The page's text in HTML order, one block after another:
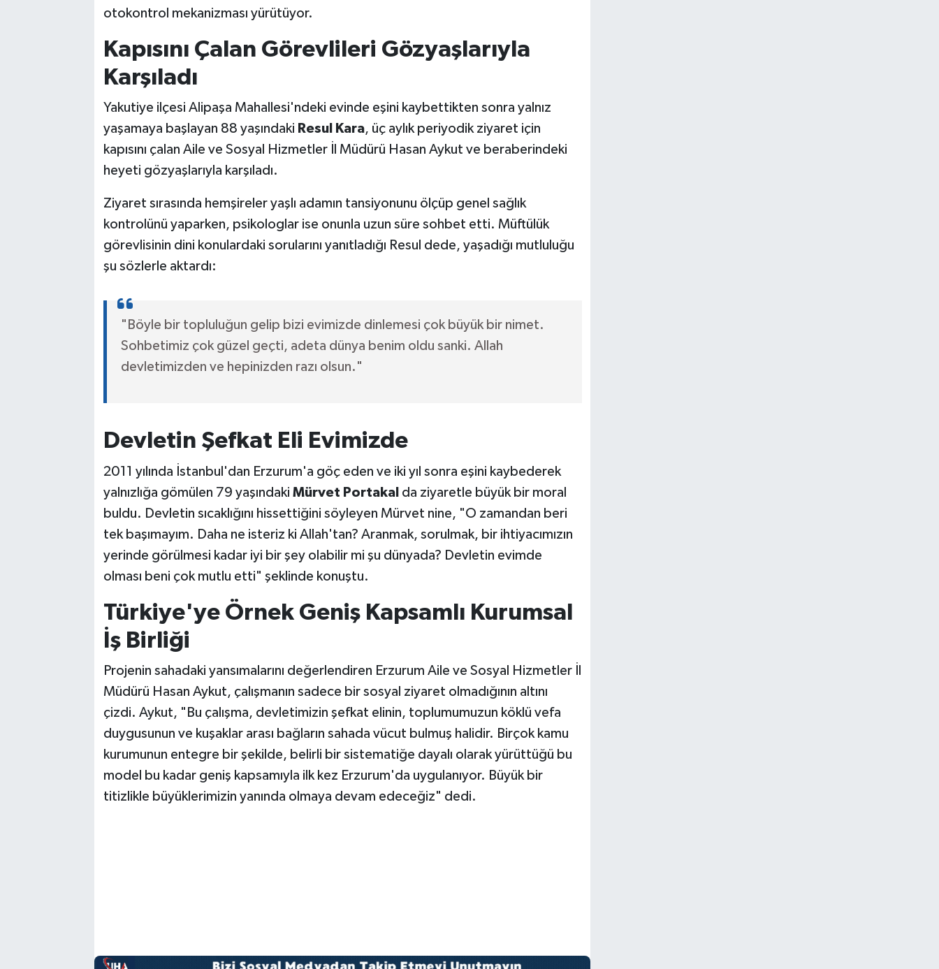
otokontrol mekanizması yürütüyor.
Kapısını Çalan Görevlileri Gözyaşlarıyla
Karşıladı
Yakutiye ilçesi Alipaşa Mahallesi'ndeki evinde eşini kaybettikten sonra yalnız
yaşamaya başlayan 88 yaşındaki Resul Kara, üç aylık periyodik ziyaret için
kapısını çalan Aile ve Sosyal Hizmetler İl Müdürü Hasan Aykut ve beraberindeki
heyeti gözyaşlarıyla karşıladı.
Ziyaret sırasında hemşireler yaşlı adamın tansiyonunu ölçüp genel sağlık
kontrolünü yaparken, psikologlar ise onunla uzun süre sohbet etti. Müftülük
görevlisinin dini konulardaki sorularını yanıtladığı Resul dede, yaşadığı mutluluğu
şu sözlerle aktardı:
"Böyle bir topluluğun gelip bizi evimizde dinlemesi çok büyük bir nimet.
Sohbetimiz çok güzel geçti, adeta dünya benim oldu sanki. Allah
devletimizden ve hepinizden razı olsun."
Devletin Şefkat Eli Evimizde
2011 yılında İstanbul'dan Erzurum'a göç eden ve iki yıl sonra eşini kaybederek
yalnızlığa gömülen 79 yaşındaki Mürvet Portakal da ziyaretle büyük bir moral
buldu. Devletin sıcaklığını hissettiğini söyleyen Mürvet nine, "O zamandan beri
tek başımayım. Daha ne isteriz ki Allah'tan? Aranmak, sorulmak, bir ihtiyacımızın
yerinde görülmesi kadar iyi bir şey olabilir mi şu dünyada? Devletin evimde
olması beni çok mutlu etti" şeklinde konuştu.
Türkiye'ye Örnek Geniş Kapsamlı Kurumsal
İş Birliği
Projenin sahadaki yansımalarını değerlendiren Erzurum Aile ve Sosyal Hizmetler İl
Müdürü Hasan Aykut, çalışmanın sadece bir sosyal ziyaret olmadığının altını
çizdi. Aykut, "Bu çalışma, devletimizin şefkat elinin, toplumumuzun köklü vefa
duygusunun ve kuşaklar arası bağların sahada vücut bulmuş halidir. Birçok kamu
kurumunun entegre bir şekilde, belirli bir sistematiğe dayalı olarak yürüttüğü bu
model bu kadar geniş kapsamıyla ilk kez Erzurum'da uygulanıyor. Büyük bir
titizlikle büyüklerimizin yanında olmaya devam edeceğiz" dedi.